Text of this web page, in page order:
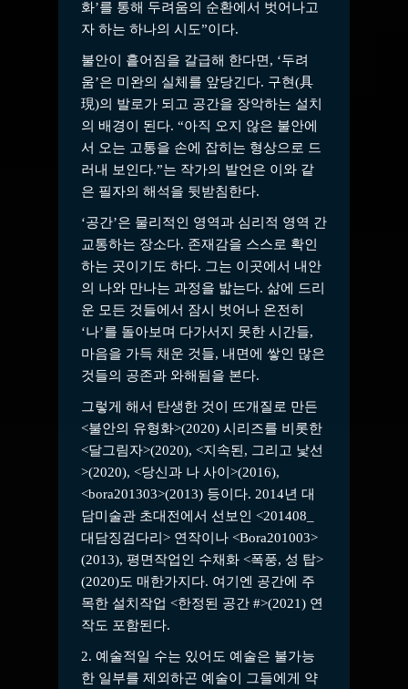
화’를 통해 두려움의 순환에서 벗어나고
자 하는 하나의 시도”이다.
불안이 흩어짐을 갈급해 한다면, ‘두려
움’은 미완의 실체를 앞당긴다. 구현(具
現)의 발로가 되고 공간을 장악하는 설치
의 배경이 된다. “아직 오지 않은 불안에
서 오는 고통을 손에 잡히는 형상으로 드
러내 보인다.”는 작가의 발언은 이와 같
은 필자의 해석을 뒷받침한다.
‘공간’은 물리적인 영역과 심리적 영역 간
교통하는 장소다. 존재감을 스스로 확인
하는 곳이기도 하다. 그는 이곳에서 내안
의 나와 만나는 과정을 밟는다. 삶에 드리
운 모든 것들에서 잠시 벗어나 온전히
‘나’를 돌아보며 다가서지 못한 시간들,
마음을 가득 채운 것들, 내면에 쌓인 많은
것들의 공존과 와해됨을 본다.
그렇게 해서 탄생한 것이 뜨개질로 만든
<불안의 유형화>(2020) 시리즈를 비롯한
<달그림자>(2020), <지속된, 그리고 낯선
>(2020), <당신과 나 사이>(2016),
<bora201303>(2013) 등이다. 2014년 대
담미술관 초대전에서 선보인 <201408_
대담징검다리> 연작이나 <Bora201003>
(2013), 평면작업인 수채화 <폭풍, 성 탑>
(2020)도 매한가지다. 여기엔 공간에 주
목한 설치작업 <한정된 공간 #>(2021) 연
작도 포함된다.
2. 예술적일 수는 있어도 예술은 불가능
한 일부를 제외하곤 예술이 그들에게 약